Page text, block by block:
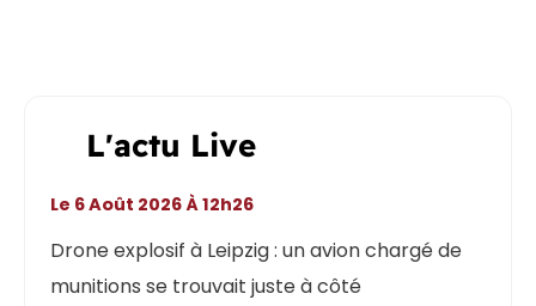
L'actu Live
Drone explosif à Leipzig : un avion chargé de
munitions se trouvait juste à côté
Le 6 Août 2026 À 12h26